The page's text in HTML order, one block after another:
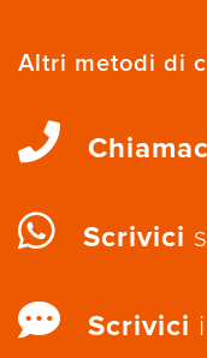
Altri metodi di
Scrivici
Scrivici